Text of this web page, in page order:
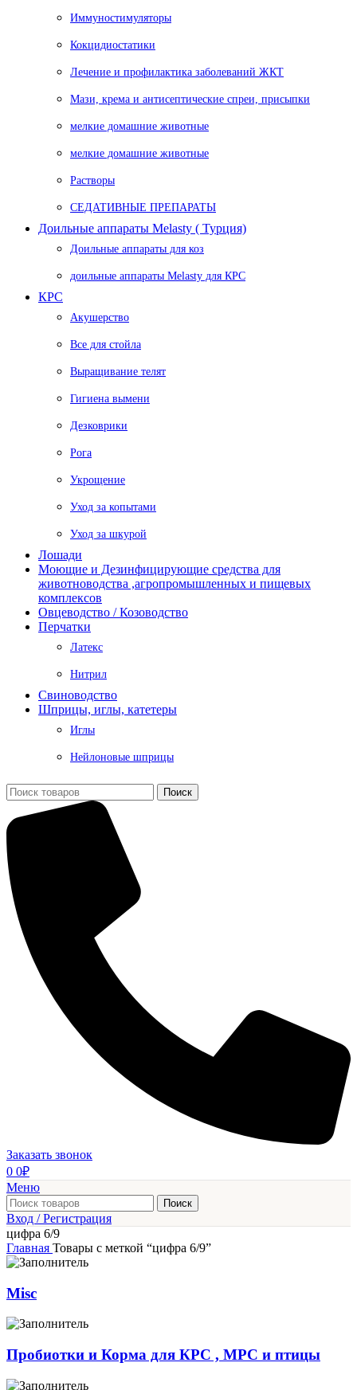
Иммуностимуляторы
Кокцидиостатики
Лечение и профилактика заболеваний ЖКТ
Мази, крема и антисептические спреи, присыпки
мелкие домашние животные
мелкие домашние животные
Растворы
СЕДАТИВНЫЕ ПРЕПАРАТЫ
Доильные аппараты Melasty ( Турция)
Доильные аппараты для коз
доильные аппараты Melasty для КРС
КРС
Акушерство
Все для стойла
Выращивание телят
Гигиена вымени
Дезковрики
Рога
Укрощение
Уход за копытами
Уход за шкурой
Лошади
Моющие и Дезинфицирующие средства для
животноводства ,агропромышленных и пищевых
комплексов
Овцеводство / Козоводство
Перчатки
Латекс
Нитрил
Свиноводство
Шприцы, иглы, катетеры
Иглы
Нейлоновые шприцы
Поиск
Заказать звонок
0 0₽
Меню
Поиск
Вход / Регистрация
цифра 6/9
Главная Товары с меткой “цифра 6/9”
Misc
Пробиотки и Корма для КРС , МРС и птицы